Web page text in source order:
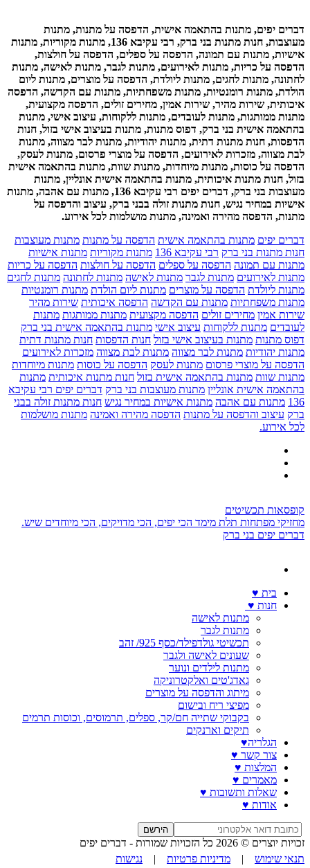
דברים יפים, מתנות בהתאמה אישית, הדפסה על מתנות, מתנות
מעוצבות, חנות מתנות בני ברק, רבי עקיבא 136, מתנות מקוריות, מתנות
אישיות, מתנות עם תמונה, הדפסה על ספלים, הדפסה על חולצות,
הדפסה על כריות, מתנות לאירועים, מתנות לגבר, מתנות לאישה, מתנות
לחתונה, מתנות לחגים, מתנות ליולדת, הדפסה על מוצרים, מתנות ליום
הולדת, מתנות רומנטיות, מתנות משפחתיות, מתנות עם הקדשה, הדפסה
איכותית, שירות מהיר, שירות אמין, מחירים זולים, הדפסה מקצועית,
מתנות ממותגות, מתנות לעובדים, מתנות ללקוחות, עיצוב אישי, מתנות
בהתאמה אישית בני ברק, דפוס מתנות, מתנות בעיצוב אישי בזול, חנות
הדפסות, חנות מתנות דתית, מתנות יהודיות, מתנות לבר מצווה, מתנות
לבת מצווה, מזכרות לאירועים, הדפסה על מוצרי פרסום, מתנות לעסק,
הדפסה על כוסות, מתנות מיוחדות, מתנות שוות, מתנות בהתאמה אישית
בזול, חנות מתנות איכותית, מתנות בהתאמה אישית אונליין, מתנות
מעוצבות בני ברק, דברים יפים רבי עקיבא 136, מתנות עם אהבה, מתנות
אישיות במחיר נגיש, חנות מתנות זולה בבני ברק, עיצוב והדפסה על
מתנות, הדפסה מהירה ואמינה, מתנות מושלמות לכל אירוע.
דברים יפים מתנות בהתאמה אישית הדפסה על מתנות מתנות מעוצבות
חנות מתנות בני ברק רבי עקיבא 136 מתנות מקוריות מתנות אישיות
מתנות עם תמונה הדפסה על ספלים הדפסה על חולצות הדפסה על כריות
מתנות לאירועים מתנות לגבר מתנות לאישה מתנות לחתונה מתנות לחגים
מתנות ליולדת הדפסה על מוצרים מתנות ליום הולדת מתנות רומנטיות
מתנות משפחתיות מתנות עם הקדשה הדפסה איכותית שירות מהיר
שירות אמין מחירים זולים הדפסה מקצועית מתנות ממותגות מתנות
לעובדים מתנות ללקוחות עיצוב אישי מתנות בהתאמה אישית בני ברק
דפוס מתנות מתנות בעיצוב אישי בזול חנות הדפסות חנות מתנות דתית
מתנות יהודיות מתנות לבר מצווה מתנות לבת מצווה מזכרות לאירועים
הדפסה על מוצרי פרסום מתנות לעסק הדפסה על כוסות מתנות מיוחדות
מתנות שוות מתנות בהתאמה אישית בזול חנות מתנות איכותית מתנות
בהתאמה אישית אונליין מתנות מעוצבות בני ברק דברים יפים רבי עקיבא
136 מתנות עם אהבה מתנות אישיות במחיר נגיש חנות מתנות זולה בבני
ברק עיצוב והדפסה על מתנות הדפסה מהירה ואמינה מתנות מושלמות
לכל אירוע.
קופסאות תכשיטים
מחזיקי מפתחות תלת מימד הכי יפים, הכי מדויקים, הכי מיוחדים שיש.
דברים יפים בני ברק
בית ♥️
חנות ♥️
מתנות לאישה
מתנות לגבר
תכשיטי גולדפילד/כסף 925/ זהב
שעונים לאישה ולגבר
מתנות לילדים ונוער
גאדג'טים ואלקטרוניקה
מיתוג והדפסה על מוצרים
מפיצי ריח ובישום
בקבוקי שתייה חם/קר, ספלים, תרמוסים, וכוסות תרמים
תיקים וארנקים
הגלריה♥️
צור קשר ♥️
המלצות ♥️
מאמרים ♥️
שאלות ותשובות ♥️
אודות ♥️
הירשם
זכויות יוצרים © 2026 כל הזכויות שמורות -
דברים יפים
תנאי שימוש | מדיניות פרטיות | נגישות